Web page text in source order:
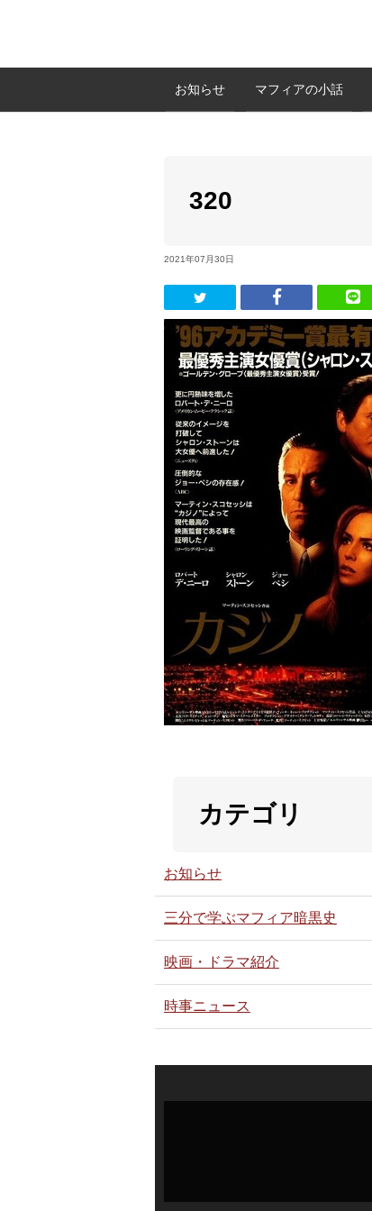
お知らせ マフィアの小話
320
2021年07月30日
カテゴリ
お知らせ
三分で学ぶマフィア暗黒史
映画・ドラマ紹介
時事ニュース